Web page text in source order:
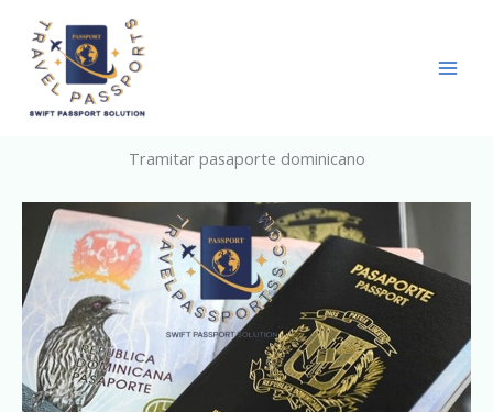
content
Tramitar pasaporte dominicano